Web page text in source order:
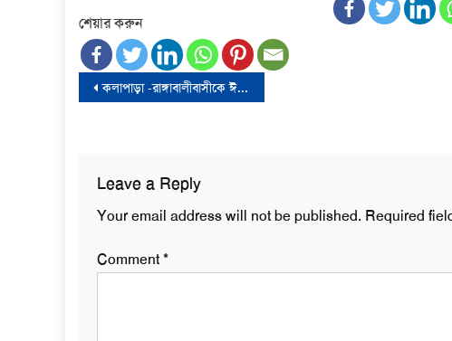
শেয়ার করুন
Post
কলাপাড়া -রাঙ্গাবালীবাসীকে ঈদুল ফিতরের শুভেচ্ছা জানিয়েছেন প্রতিমন্ত্রী মহিববুর রহমান
Leave a Reply
Your email address will not be published. Required
Comment*